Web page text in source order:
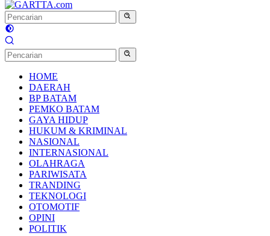
HOME
DAERAH
BP BATAM
PEMKO BATAM
GAYA HIDUP
HUKUM & KRIMINAL
NASIONAL
INTERNASIONAL
OLAHRAGA
PARIWISATA
TRANDING
TEKNOLOGI
OTOMOTIF
OPINI
POLITIK